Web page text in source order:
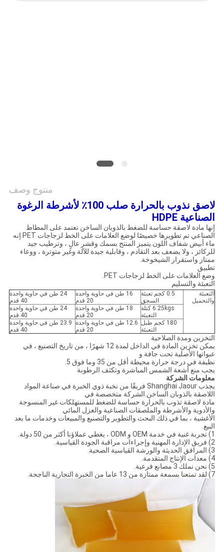
منتوج وصف
لاصق نذوب بالحرارة صلب 100٪ لأشرطة الرغوة
الصناعية HDPE
إنها مادة لاصقة حساسة للضغط بالذوبان الساخن تعتمد على المطاط
الصناعي تم تطويرها خصيصًا لوضع العلامات على الخط لزجاجات PET.إنه
ماء أبيض شفاف اللون.يتميز المنتج بسمك وقشر عالٍ ، وترطيب جيد
للركائز ، ولا يضعف بعد التقادم ، وقابلية جيدة للآلة وغير متوترة ، ووعاء
ممتاز واستقرار الشيخوخة.
تطبيق
وضع العلامات على الخط لزجاجات PET.
التعبئة والتسليم
التعبئة
والتحميل
0.5 كجم تعبئة
السجق
16 طن في حاوية واحدة
20 قدم
24 طن في حاوية واحدة
40 قدم
6.25kgs كتلة
التعبئة
18 طن في حاوية واحدة
20 قدم
24 طن في حاوية واحدة
40 قدم
180 كجم طبل
التعبئة
12.6 طن في حاوية واحدة
20 قدم
23.9 طن في حاوية واحدة
40 قدم
التخزين ومدة الصلاحية
يمكن تخزين المادة في الداخل لمدة 12 شهرًا ، من تاريخ التصنيع ، في
عبواتها الأصلية تحت جافة و
نظيفة في درجة حرارة محيطة أقل من 35 وما فوق 5.
يجب منع أشعة الشمس المباشرة وتكثف الرطوبة
معلومات الشركة
يجذب Shanghai Jaour فريقًا من نخبة ذوي الخبرة في صناعة المواد
اللاصقة بالذوبان الساخن.الشركة متخصصة في
مادة لاصقة تذوب بالحرارة حساسة للضغط للمستهلكات غير المنسوجة
والأدوية والأشرطة والملصقات الصناعية والعزل المائي
الأغشية ، بما في ذلك البحث والتطوير والتصنيع والمبيعات وخدمات ما بعد
البيع.
1) تجربة غنية في خدمة OEM و ODM ، يغطي عملاؤنا أكثر من 50 دولة.
2) فريق الإدارة المهنية وإجراءات مراقبة الجودة القياسية.
3) المرافق الحديثة والورشة القياسية الصحية.
4) معدات الإنتاج المتقدمة.
5) نحن نملك 3 مصانع فرعية.
7) لقد تمتعنا بسمعة ممتازة من 13 عاما من الخبرة التجارية الناجحة.